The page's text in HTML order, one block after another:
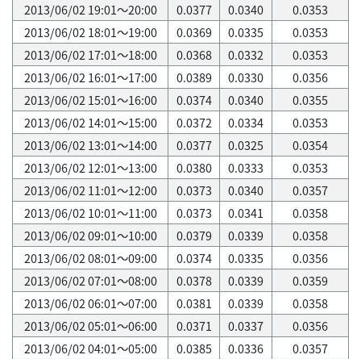
2013/06/02 19:01～20:00
0.0377 0.0340
0.0353
2013/06/02 18:01～19:00
0.0369 0.0335
0.0353
2013/06/02 17:01～18:00
0.0368 0.0332
0.0353
2013/06/02 16:01～17:00
0.0389 0.0330
0.0356
2013/06/02 15:01～16:00
0.0374 0.0340
0.0355
2013/06/02 14:01～15:00
0.0372 0.0334
0.0353
2013/06/02 13:01～14:00
0.0377 0.0325
0.0354
2013/06/02 12:01～13:00
0.0380 0.0333
0.0353
2013/06/02 11:01～12:00
0.0373 0.0340
0.0357
2013/06/02 10:01～11:00
0.0373 0.0341
0.0358
2013/06/02 09:01～10:00
0.0379 0.0339
0.0358
2013/06/02 08:01～09:00
0.0374 0.0335
0.0356
2013/06/02 07:01～08:00
0.0378 0.0339
0.0359
2013/06/02 06:01～07:00
0.0381 0.0339
0.0358
2013/06/02 05:01～06:00
0.0371 0.0337
0.0356
2013/06/02 04:01～05:00
0.0385 0.0336
0.0357